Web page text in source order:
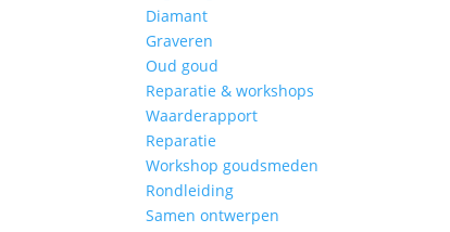
Diamant
Graveren
Oud goud
Reparatie & workshops
Waarderapport
Reparatie
Workshop goudsmeden
Rondleiding
Samen ontwerpen